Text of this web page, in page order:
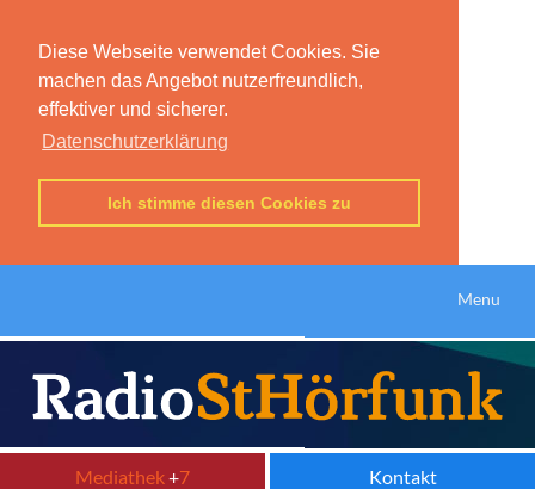
Diese Webseite verwendet Cookies. Sie
machen das Angebot nutzerfreundlich,
effektiver und sicherer.
Datenschutzerklärung
Ich stimme diesen Cookies zu
Menu
Mediathek+7 Kontakt